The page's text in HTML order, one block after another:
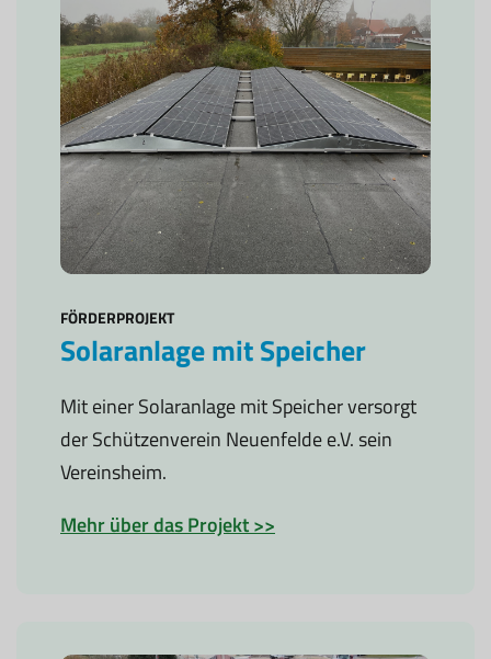
FÖRDERPROJEKT
Solaranlage mit Speicher
Mit einer Solaranlage mit Speicher versorgt
der Schützenverein Neuenfelde e.V. sein
Vereinsheim.
Mehr über das Projekt >>